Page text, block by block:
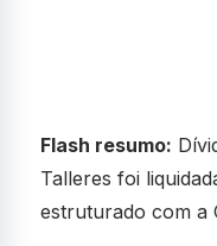
Flash resumo:
Talleres foi
estruturado com a